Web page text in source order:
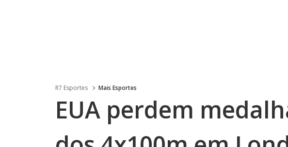
R7 Esportes Mais Esportes
EUA perdem